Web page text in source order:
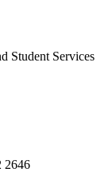
Student Services
2646